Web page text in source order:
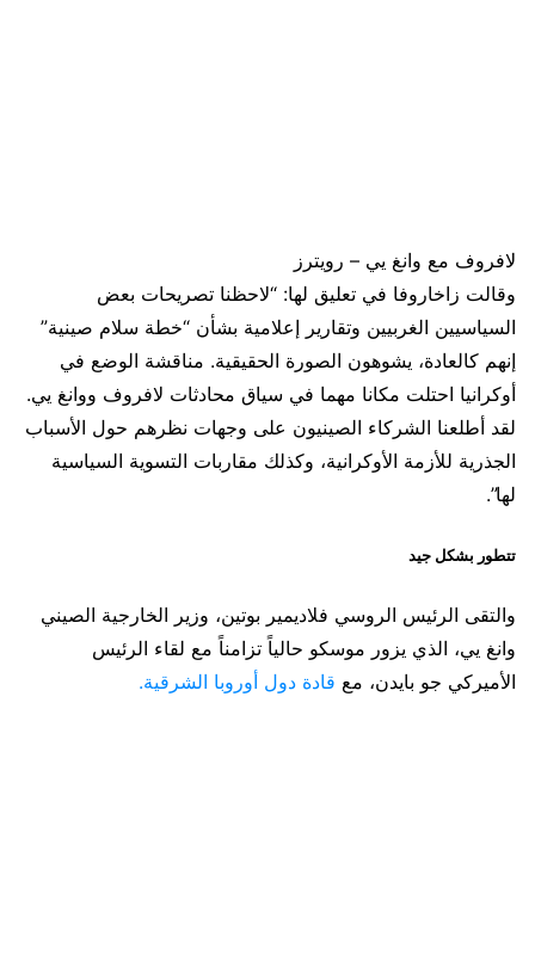
لافروف مع وانغ يي – رويترز
وقالت زاخاروفا في تعليق لها: “لاحظنا تصريحات بعض
السياسيين الغربيين وتقارير إعلامية بشأن “خطة سلام صينية”
إنهم كالعادة، يشوهون الصورة الحقيقية. مناقشة الوضع في
أوكرانيا احتلت مكانا مهما في سياق محادثات لافروف ووانغ يي.
لقد أطلعنا الشركاء الصينيون على وجهات نظرهم حول الأسباب
الجذرية للأزمة الأوكرانية، وكذلك مقاربات التسوية السياسية
لها”.
تتطور بشكل جيد
والتقى الرئيس الروسي فلاديمير بوتين، وزير الخارجية الصيني
وانغ يي، الذي يزور موسكو حالياً تزامناً مع لقاء الرئيس
الأميركي جو بايدن، مع قادة دول أوروبا الشرقية.